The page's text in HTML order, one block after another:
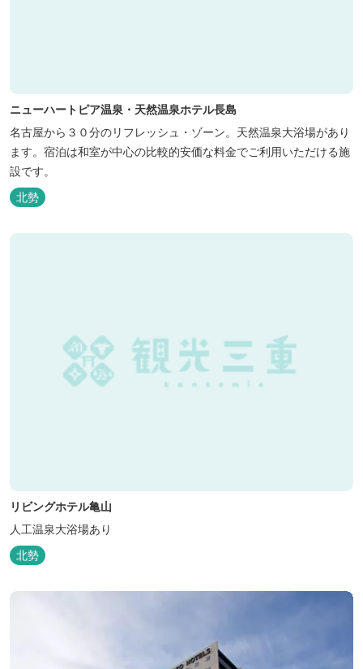
ニューハートピア温泉・天然温泉ホテル長島
名古屋から３０分のリフレッシュ・ゾーン。天然温泉大浴場があり
ます。宿泊は和室が中心の比較的安価な料金でご利用いただける施
設です。
北勢
リビングホテル亀山
人工温泉大浴場あり
北勢